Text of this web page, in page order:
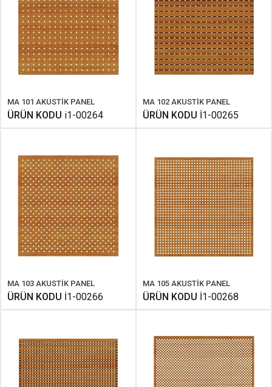
MA 101 AKUSTİK PANEL
ÜRÜN KODU i1-00264
MA 102 AKUSTİK PANEL
ÜRÜN KODU İ1-00265
MA 103 AKUSTİK PANEL
ÜRÜN KODU İ1-00266
MA 105 AKUSTİK PANEL
ÜRÜN KODU İ1-00268